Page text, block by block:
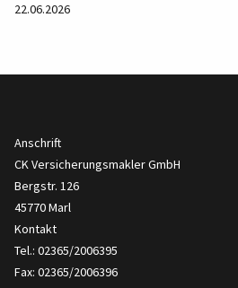
22.06.2026
Anschrift
CK Versicherungsmakler GmbH
Bergstr. 126
45770 Marl
Kontakt
Tel.: 02365/2006395
Fax: 02365/2006396